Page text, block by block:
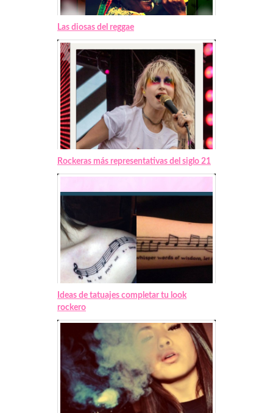
Las diosas del reggae
Rockeras más representativas del siglo 21
Ideas de tatuajes completar tu look
rockero